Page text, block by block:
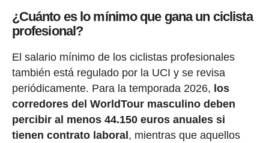
¿Cuánto es lo mínimo que gana un ciclista
profesional?
El salario mínimo de los ciclistas profesionales
también está regulado por la UCI y se revisa
periódicamente. Para la temporada 2026, los
corredores del WorldTour masculino deben
percibir al menos 44.150 euros anuales si
tienen contrato laboral, mientras que aquellos